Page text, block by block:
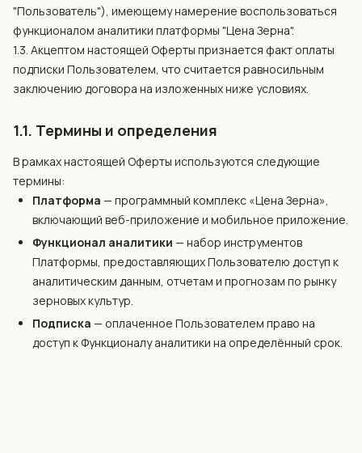
"Пользователь"), имеющему намерение воспользоваться
функционалом аналитики платформы "Цена Зерна".
1.3. Акцептом настоящей Оферты признается факт оплаты
подписки Пользователем, что считается равносильным
заключению договора на изложенных ниже условиях.
1.1. Термины и определения
В рамках настоящей Оферты используются следующие
термины:
Платформа — программный комплекс «Цена Зерна»,
включающий веб-приложение и мобильное приложение.
Функционал аналитики — набор инструментов
Платформы, предоставляющих Пользователю доступ к
аналитическим данным, отчетам и прогнозам по рынку
зерновых культур.
Подписка — оплаченное Пользователем право на
доступ к Функционалу аналитики на определённый срок.